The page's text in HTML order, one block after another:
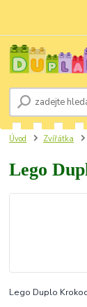
Úvod Zvířátka
Lego
Lego Duplo